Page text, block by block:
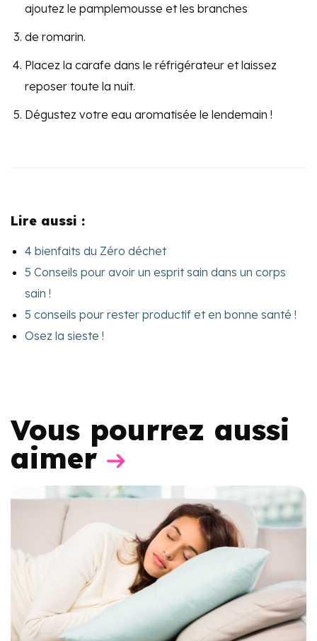
ajoutez le pamplemousse et les branches
de romarin.
Placez la carafe dans le réfrigérateur et laissez
reposer toute la nuit.
Dégustez votre eau aromatisée le lendemain !
Lire aussi :
4 bienfaits du Zéro déchet
5 Conseils pour avoir un esprit sain dans un corps
sain !
5 conseils pour rester productif et en bonne santé !
Osez la sieste !
Vous pourrez aussi
aimer